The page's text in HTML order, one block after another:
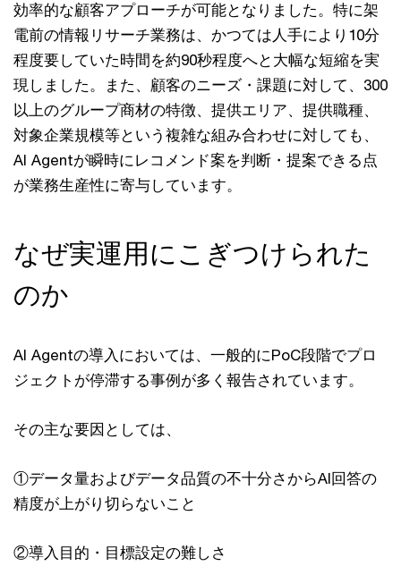
効率的な顧客アプローチが可能となりました。特に架
電前の情報リサーチ業務は、かつては人手により10分
程度要していた時間を約90秒程度へと大幅な短縮を実
現しました。また、顧客のニーズ・課題に対して、300
以上のグループ商材の特徴、提供エリア、提供職種、
対象企業規模等という複雑な組み合わせに対しても、
AI Agentが瞬時にレコメンド案を判断・提案できる点
が業務生産性に寄与しています。
なぜ実運用にこぎつけられた
のか
AI Agentの導入においては、一般的にPoC段階でプロ
ジェクトが停滞する事例が多く報告されています。
その主な要因としては、
①データ量およびデータ品質の不十分さからAI回答の
精度が上がり切らないこと
②導入目的・目標設定の難しさ